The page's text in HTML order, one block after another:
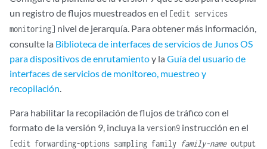
un registro de flujos muestreados en el [edit services
monitoring] nivel de jerarquía. Para obtener más información,
consulte la Biblioteca de interfaces de servicios de Junos OS
para dispositivos de enrutamientoy la Guía del usuario de
interfaces de servicios de monitoreo, muestreo y
recopilación.
Para habilitar la recopilación de flujos de tráfico con el
formato de la versión 9, incluya la version9 instrucción en el
[edit forwarding-options sampling family family-nameoutput